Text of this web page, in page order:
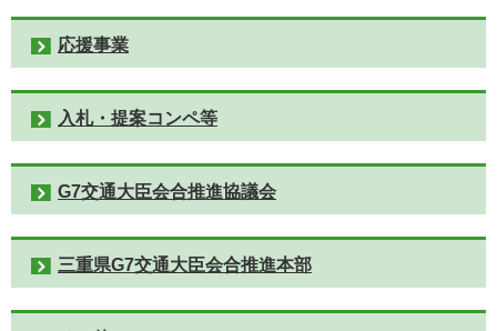
応援事業
入札・提案コンペ等
G7交通大臣会合推進協議会
三重県G7交通大臣会合推進本部